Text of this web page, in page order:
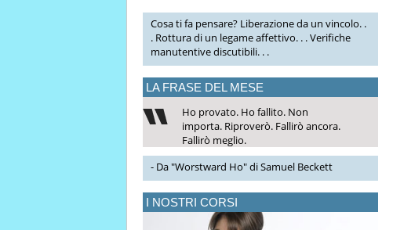
Cosa ti fa pensare? Liberazione da un vincolo. .
. Rottura di un legame affettivo. . . Verifiche
manutentive discutibili. . .
LA FRASE DEL MESE
Ho provato. Ho fallito. Non
importa. Riproverò. Fallirò ancora.
Fallirò meglio.
- Da "Worstward Ho" di Samuel Beckett
I NOSTRI CORSI